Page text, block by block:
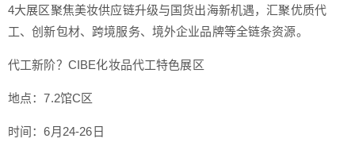
4大展区聚焦美妆供应链升级与国货出海新机遇，汇聚优质代
工、创新包材、跨境服务、境外企业品牌等全链条资源。
代工新阶？CIBE化妆品代工特色展区
地点：7.2馆C区
时间：6月24-26日